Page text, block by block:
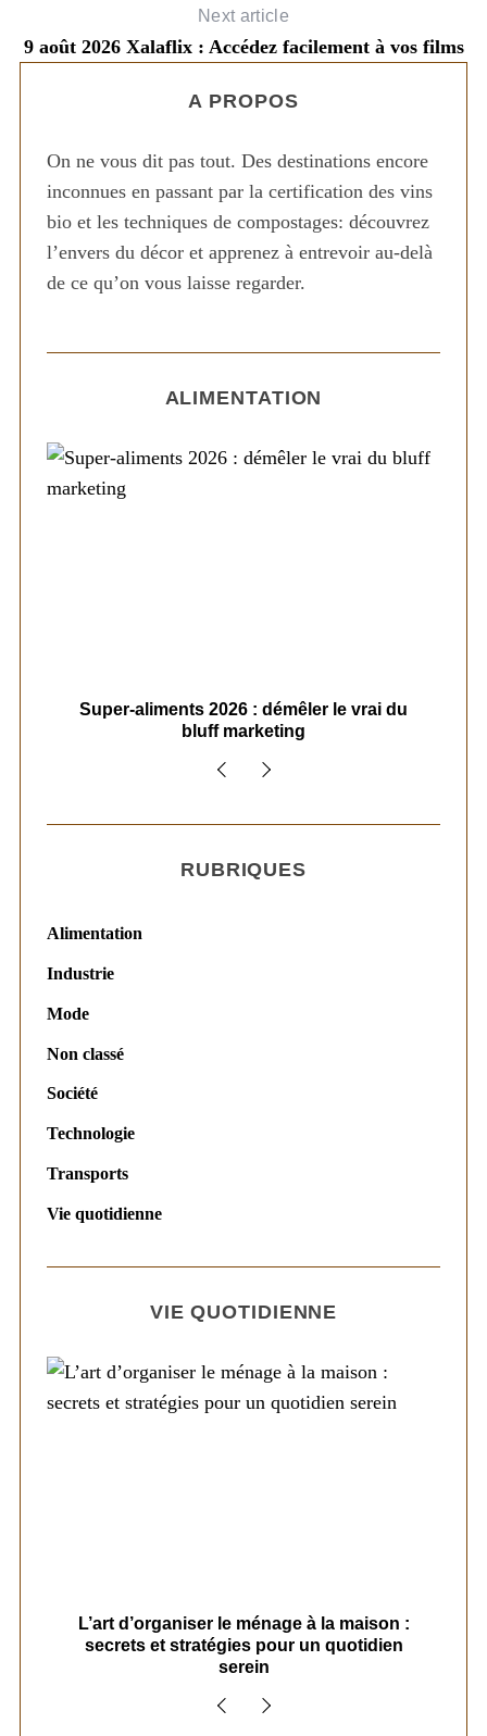
Next article
9 août 2026 Xalaflix : Accédez facilement à vos films
A PROPOS
On ne vous dit pas tout. Des destinations encore
inconnues en passant par la certification des vins
bio et les techniques de compostages: découvrez
l’envers du décor et apprenez à entrevoir au-delà
de ce qu’on vous laisse regarder.
ALIMENTATION
Super-aliments 2026 : démêler le vrai du
bluff marketing
RUBRIQUES
Alimentation
Industrie
Mode
Non classé
Société
Technologie
Transports
Vie quotidienne
VIE QUOTIDIENNE
L’art d’organiser le ménage à la maison :
secrets et stratégies pour un quotidien
serein